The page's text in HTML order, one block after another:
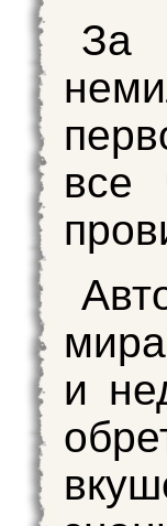
все
и